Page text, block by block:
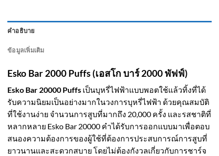
คำอธิบาย
ข้อมูลเพิ่มเติม
Esko Bar 2000 Puffs (เอสโก บาร์ 2000 พัฟฟ์)
Esko Bar 20000 Puffs เป็นบุหรี่ไฟฟ้าแบบพอตใช้แล้วทิ้งที่ได้
รับความนิยมเป็นอย่างมากในวงการบุหรี่ไฟฟ้า ด้วยคุณสมบัติ
ที่ใช้งานง่าย จำนวนการสูบที่มากถึง 20,000 ครั้ง และรสชาติที่
หลากหลาย Esko Bar 20000 คำได้รับการออกแบบมาเพื่อตอบ
สนองความต้องการของผู้ใช้ที่ต้องการประสบการณ์การสูบที่
ยาวนานและสะดวกสบาย โดยไม่ต้องกังวลเกี่ยวกับการชาร์จ